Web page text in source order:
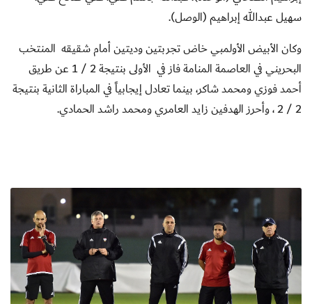
سهيل عبدالله إبراهيم (الوصل).
وكان الأبيض الأولمبي خاض تجربتين وديتين أمام شقيقه المنتخب
البحريني في العاصمة المنامة فاز في الأولى بنتيجة 2 / 1 عن طريق
أحمد فوزي ومحمد شاكر، بينما تعادل إيجابياً في المباراة الثانية بنتيجة
2 / 2 ، وأحرز الهدفين زايد العامري ومحمد راشد الحمادي.